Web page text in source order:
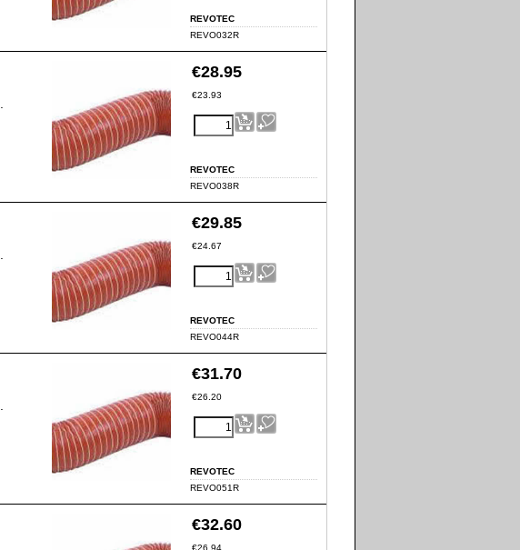
REVOTEC
REVO032R
€28.95
€23.93
REVOTEC
REVO038R
€29.85
€24.67
REVOTEC
REVO044R
€31.70
€26.20
REVOTEC
REVO051R
€32.60
€26.94